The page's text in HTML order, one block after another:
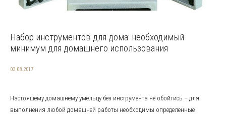
Набор инструментов для дома: необходимый
минимум для домашнего использования
03.08.2017
Настоящему домашнему умельцу без инструмента не обойтись – для
выполнения любой домашней работы необходимы определенные